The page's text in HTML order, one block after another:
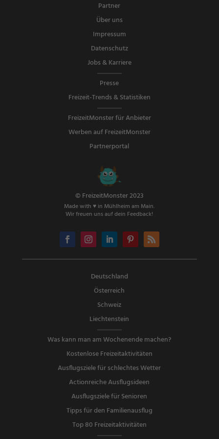
Partner
Über uns
Impressum
Datenschutz
Jobs & Karriere
Presse
Freizeit-Trends & Statistiken
FreizeitMonster für Anbieter
Werben auf FreizeitMonster
Partnerportal
© FreizeitMonster 2023
Made with ♥ in Mühlheim am Main.
Wir freuen uns auf dein Feedback!
Deutschland
Österreich
Schweiz
Liechtenstein
Was kann man am Wochenende machen?
Kostenlose Freizeitaktivitäten
Ausflugsziele für schlechtes Wetter
Actionreiche Ausflugsideen
Ausflugsziele für Senioren
Tipps für den Familienausflug
Top 80 Freizeitaktivitäten